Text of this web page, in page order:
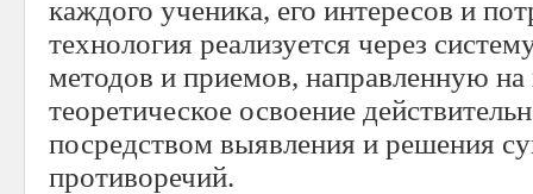
каждого ученика, его интересов и
технология реализуется через
методов и приемов, направленную на
теоретическое освоение
посредством выявления и решения
противоречий.